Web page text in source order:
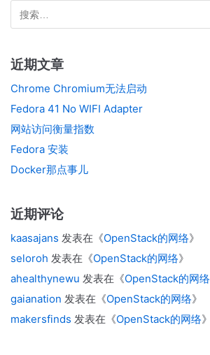
近期文章
Chrome Chromium无法启动
Fedora 41 No WIFI Adapter
网站访问衡量指数
Fedora 安装
Docker那点事儿
近期评论
kaasajans 发表在《OpenStack的网络》
seloroh 发表在《OpenStack的网络》
ahealthynewu 发表在《OpenStack的网络
gaianation 发表在《OpenStack的网络》
makersfinds 发表在《OpenStack的网络》